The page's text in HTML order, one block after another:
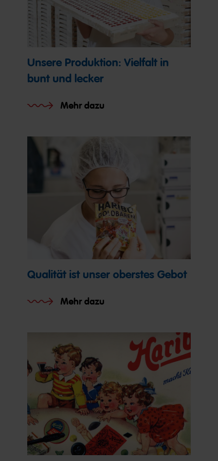
Unsere Produktion: Vielfalt in
bunt und lecker
Mehr dazu
Qualität ist unser oberstes Gebot
Mehr dazu